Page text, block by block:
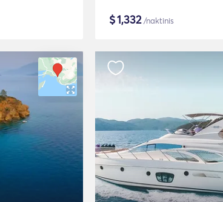
$1,332/naktinis